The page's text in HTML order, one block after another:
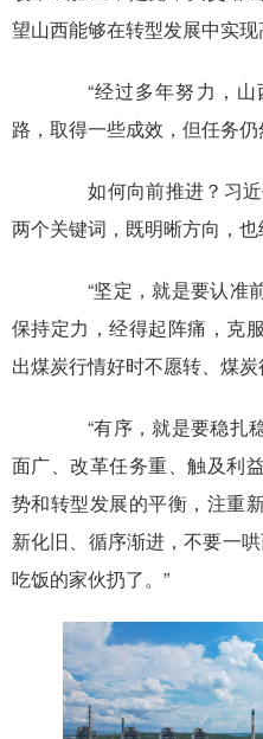
望山西能够在转型发展中实
“经过多年努力，山
路，取得一些成效，但任务仍
如何向前推进？习近
两个关键词，既明晰方向，
“坚定，就是要认准
保持定力，经得起阵痛，克
出煤炭行情好时不愿转、煤
“有序，就是要稳扎
面广、改革任务重、触及利
势和转型发展的平衡，注重
新化旧、循序渐进，不要一
吃饭的家伙扔了。”